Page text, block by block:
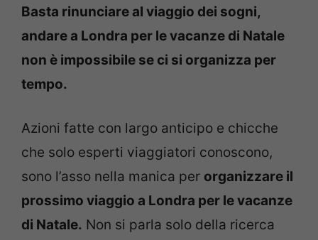
Basta rinunciare al viaggio dei sogni,
andare a Londra per le vacanze di Natale
non è impossibile se ci si organizza per
tempo.
Azioni fatte con largo anticipo e chicche
che solo esperti viaggiatori conoscono,
sono l’asso nella manica per organizzare il
prossimo viaggio a Londra per le vacanze
di Natale. Non si parla solo della ricerca